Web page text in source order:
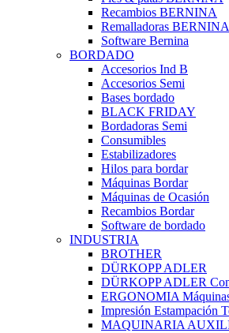
Recambios BERNINA
Remalladoras BERNINA
Software Bernina
BORDADO
Accesorios Ind B
Accesorios Semi
Bases bordado
BLACK FRIDAY
Bordadoras Semi
Consumibles
Estabilizadores
Hilos para bordar
Máquinas Bordar
Máquinas de Ocasión
Recambios Bordar
Software de bordado
INDUSTRIA
BROTHER
DÜRKOPP ADLER
DÜRKOPP ADLER
ERGONOMIA
Impresión Estampación
MAQUINARIA